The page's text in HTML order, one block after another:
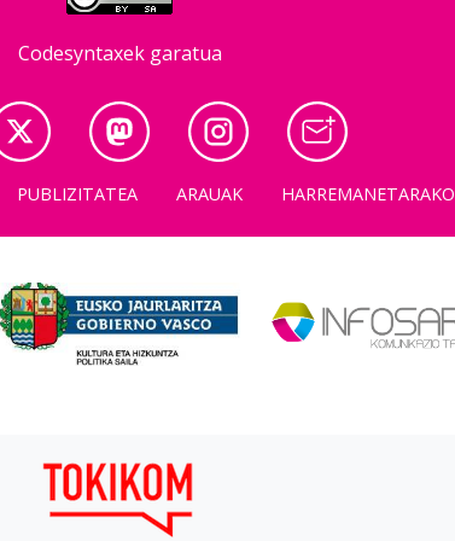
Codesyntaxek garatua
PUBLIZITATEA ARAUAK HARREMANETARAKO